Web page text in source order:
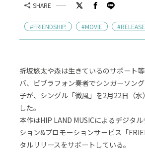
SHARE
#FRIENDSHIP. #MOVIE #RELEASE
折坂悠太や森は生きているのサポート
バ、ビブラフォン奏者でシンガーソン
子が、シングル「微風」を2月22日（水
した。
本作はHIP LAND MUSICによるデジタ
ション&プロモーションサービス「
タルリリースをサポートしている。